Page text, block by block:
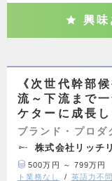
興味
《次世代幹部
流～下流まで
ケターに成長
ブランド・プロダ
株式会社リッチ
500万円 ～ 799万円
ト業務なし
英語力不問